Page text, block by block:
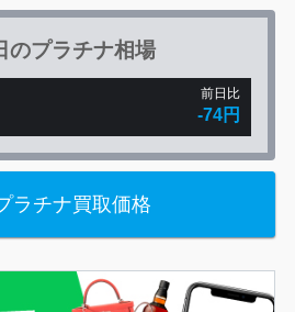
のプラチナ相場
前日比
-74円
ラチナ買取価格